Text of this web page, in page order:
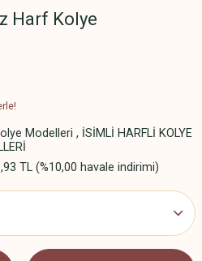
Harf Kolye
Modelleri , İSİMLİ HARFLİ KOLYE
TL (%10,00 havale indirimi)